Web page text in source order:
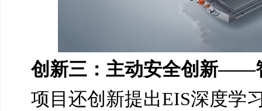
创新三：主动安全创新——
项目还创新提出EIS深度学